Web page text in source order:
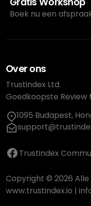
Boek nu een
Over ons
Trustindex Ltd.
Goedkoopste
1095 Budapest,
Trustindex
Copyright © 2026
www.trustindex.io |